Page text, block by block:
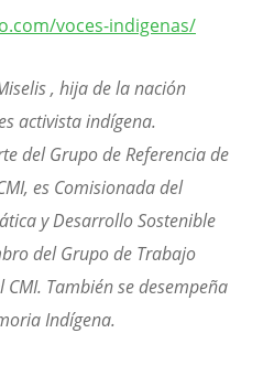
voces-indigenas/
, hija de la nación
activista indígena.
del Grupo de Referencia de
es Comisionada del
y Desarrollo Sostenible
del Grupo de Trabajo
También se desempeña
Indígena.